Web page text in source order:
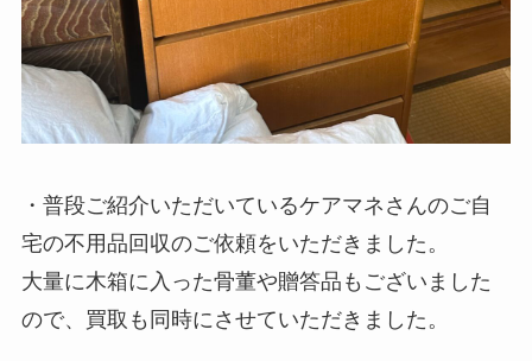
・普段ご紹介いただいているケアマネさんのご自
宅の不用品回収のご依頼をいただきました。
大量に木箱に入った骨董や贈答品もございました
ので、買取も同時にさせていただきました。